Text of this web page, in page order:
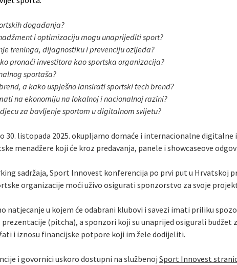
događanja?
i optimizaciju mogu unaprijediti sport?
treninga, dijagnostiku i prevenciju ozljeda?
pronaći investitora kao sportska organizacija?
sportaša?
a kako uspješno lansirati sportski tech brend?
na ekonomiju na lokalnoj i nacionalnoj razini?
za bavljenje sportom u digitalnom svijetu?
30. listopada 2025. okupljamo domaće i internacionalne
menadžere koji će kroz predavanja, panele i showcaseove
sadržaja, Sport Innovest konferencija po prvi put u Hrvatskoj
organizacije moći uživo osigurati sponzorstvo za svoje
natjecanje u kojem će odabrani klubovi i savezi imati priliku
(pitcha), a sponzori koji su unaprijed osigurali budžet
i iznosu financijske potpore koji im žele dodijeliti.
i govornici uskoro dostupni na službenoj Sport Innovest